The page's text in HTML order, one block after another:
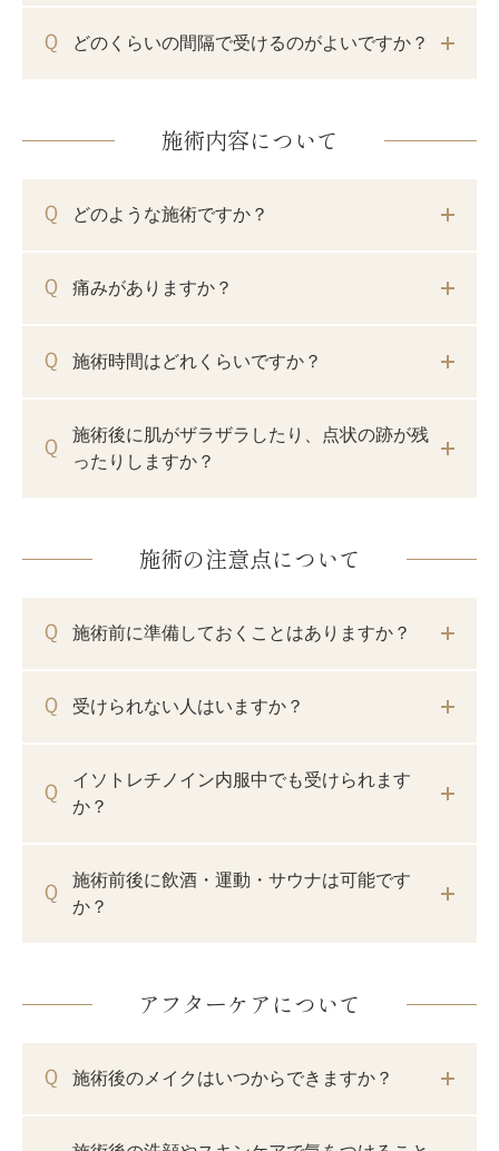
どのくらいの間隔で受けるのがよいですか？
施術内容について
どのような施術ですか？
痛みがありますか？
施術時間はどれくらいですか？
施術後に肌がザラザラしたり、点状の跡が残
ったりしますか？
施術の注意点について
施術前に準備しておくことはありますか？
受けられない人はいますか？
イソトレチノイン内服中でも受けられます
か？
施術前後に飲酒・運動・サウナは可能です
か？
アフターケアについて
施術後のメイクはいつからできますか？